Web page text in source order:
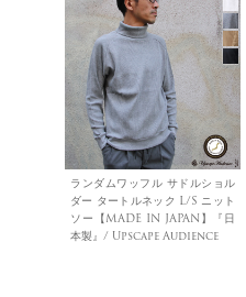
ランダムワッフル サドルショル
ダー タートルネック L/S ニット
ソー【MADE IN JAPAN】『日
本製』/ Upscape Audience